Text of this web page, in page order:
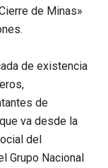
de Minas»
de existencia
de
va desde la
del
Grupo Nacional